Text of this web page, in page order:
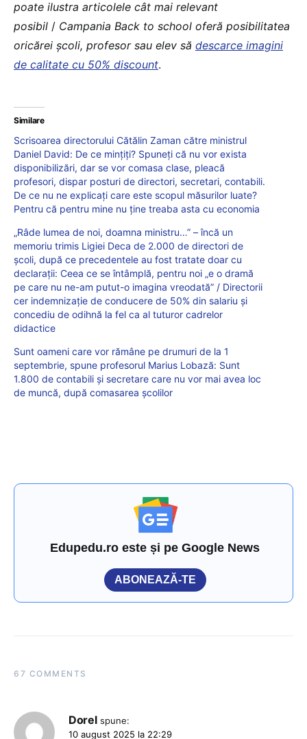
poate ilustra articolele cât mai relevant
posibil / Campania Back to school oferă posibilitatea
oricărei școli, profesor sau elev să descarce imagini
de calitate cu 50% discount.
Similare
Scrisoarea directorului Cătălin Zaman către ministrul
Daniel David: De ce mințiți? Spuneți că nu vor exista
disponibilizări, dar se vor comasa clase, pleacă
profesori, dispar posturi de directori, secretari, contabili.
De ce nu ne explicați care este scopul măsurilor luate?
Pentru că pentru mine nu ține treaba asta cu economia
„Râde lumea de noi, doamna ministru…” – încă un
memoriu trimis Ligiei Deca de 2.000 de directori de
școli, după ce precedentele au fost tratate doar cu
declarații: Ceea ce se întâmplă, pentru noi „e o dramă
pe care nu ne-am putut-o imagina vreodată” / Directorii
cer indemnizație de conducere de 50% din salariu și
concediu de odihnă la fel ca al tuturor cadrelor
didactice
Sunt oameni care vor rămâne pe drumuri de la 1
septembrie, spune profesorul Marius Lobază: Sunt
1.800 de contabili și secretare care nu vor mai avea loc
de muncă, după comasarea școlilor
Edupedu.ro este și pe Google News
ABONEAZĂ-TE
67 COMMENTS
Dorel spune:
10 august 2025 la 22:29